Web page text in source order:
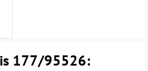
177/95526: